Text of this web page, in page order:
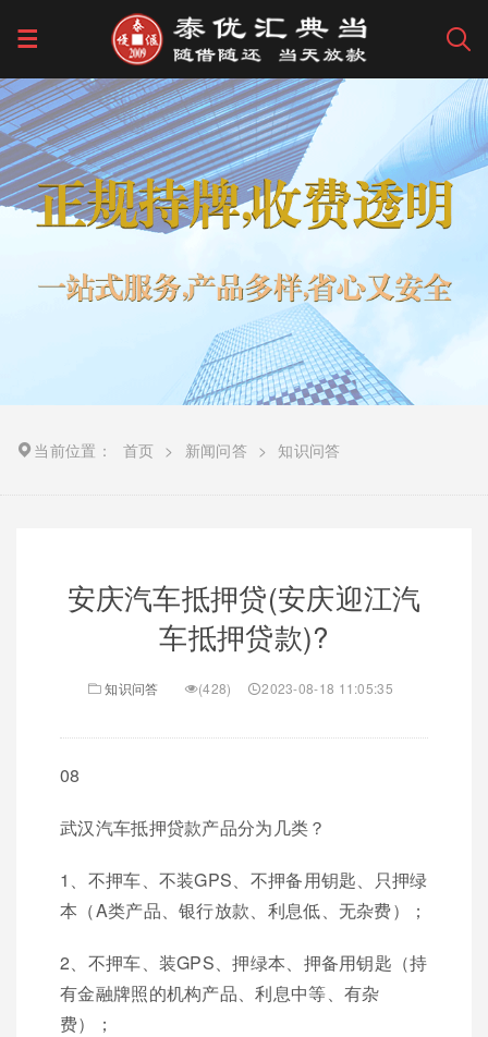
当前位置： 首页 > 新闻问答 > 知识问答
安庆汽车抵押贷(安庆迎江汽
车抵押贷款)?
知识问答 (428) 2023-08-18 11:05:35
08
武汉汽车抵押贷款产品分为几类？
1、不押车、不装GPS、不押备用钥匙、只押绿
本（A类产品、银行放款、利息低、无杂费）；
2、不押车、装GPS、押绿本、押备用钥匙（持
有金融牌照的机构产品、利息中等、有杂
费）；